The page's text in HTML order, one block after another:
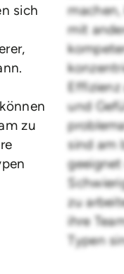
sich
zu
mit
Effizienz
und
sind am
zu
ihre
Typen